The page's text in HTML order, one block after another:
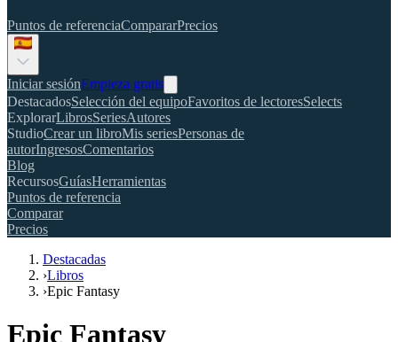
Puntos de referenciaCompararPrecios
Iniciar sesiónEmpieza gratis
DestacadosSelección del equipoFavoritos de lectoresSelects
ExplorarLibrosSeriesAutores
StudioCrear un libroMis seriesPersonas de
autorIngresosComentarios
Blog
RecursosGuíasHerramientas
Puntos de referencia
Comparar
Precios
Destacadas
›Libros
›Epic Fantasy
Epic Fantasy